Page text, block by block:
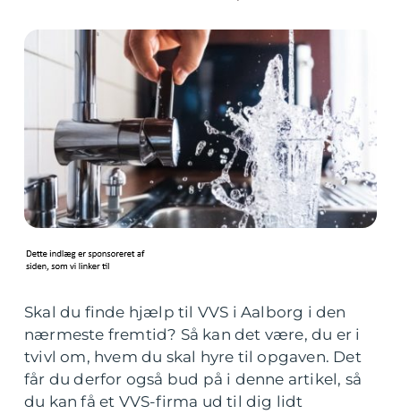
Skal du finde hjælp til VVS i Aalborg i den
nærmeste fremtid? Så kan det være, du er i
tvivl om, hvem du skal hyre til opgaven. Det
får du derfor også bud på i denne artikel, så
du kan få et VVS-firma ud til dig lidt